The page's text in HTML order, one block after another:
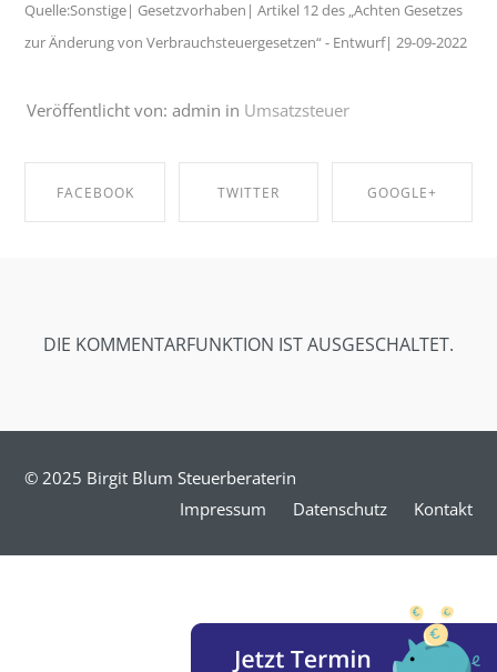
Quelle:Sonstige| Gesetzvorhaben| Artikel 12 des „Achten Gesetzes
zur Änderung von Verbrauchsteuergesetzen“ - Entwurf| 29-09-2022
Veröffentlicht von: admin in Umsatzsteuer
FACEBOOK TWITTER GOOGLE+
DIE KOMMENTARFUNKTION IST AUSGESCHALTET.
© 2025 Birgit Blum Steuerberaterin
Impressum
Datenschutz Kontakt